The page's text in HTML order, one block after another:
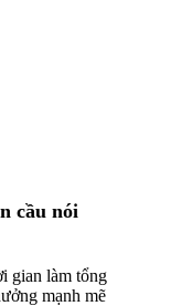
cầu nói
gian làm tổng
mạnh mẽ